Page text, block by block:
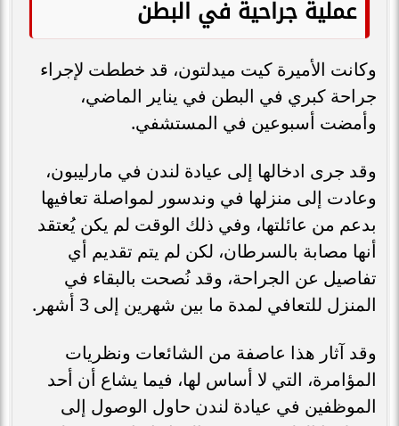
عملية جراحية في البطن
وكانت الأميرة كيت ميدلتون، قد خططت لإجراء
جراحة كبري في البطن في يناير الماضي،
وأمضت أسبوعين في المستشفي.
وقد جرى ادخالها إلى عيادة لندن في مارليبون،
وعادت إلى منزلها في وندسور لمواصلة تعافيها
بدعم من عائلتها، وفي ذلك الوقت لم يكن يُعتقد
أنها مصابة بالسرطان، لكن لم يتم تقديم أي
تفاصيل عن الجراحة، وقد نُصحت بالبقاء في
المنزل للتعافي لمدة ما بين شهرين إلى 3 أشهر.
وقد آثار هذا عاصفة من الشائعات ونظريات
المؤامرة، التي لا أساس لها، فيما يشاع أن أحد
الموظفين في عيادة لندن حاول الوصول إلى